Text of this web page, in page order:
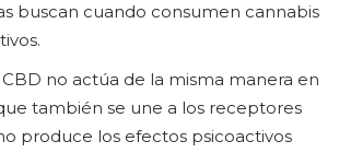
buscan cuando consumen cannabis
no actúa de la misma manera en
también se une a los receptores
produce los efectos psicoactivos